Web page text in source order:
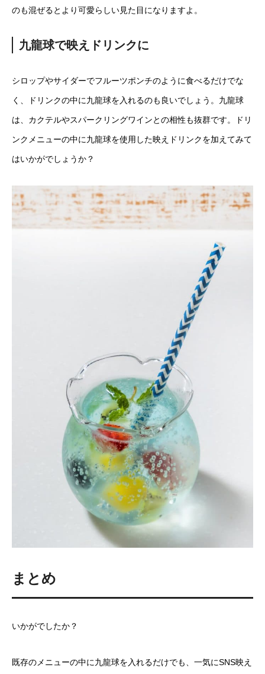
のも混ぜるとより可愛らしい見た目になりますよ。
九龍球で映えドリンクに
シロップやサイダーでフルーツポンチのように食べるだけでな
く、ドリンクの中に九龍球を入れるのも良いでしょう。九龍球
は、カクテルやスパークリングワインとの相性も抜群です。ドリ
ンクメニューの中に九龍球を使用した映えドリンクを加えてみて
はいかがでしょうか？
まとめ
いかがでしたか？
既存のメニューの中に九龍球を入れるだけでも、一気にSNS映え